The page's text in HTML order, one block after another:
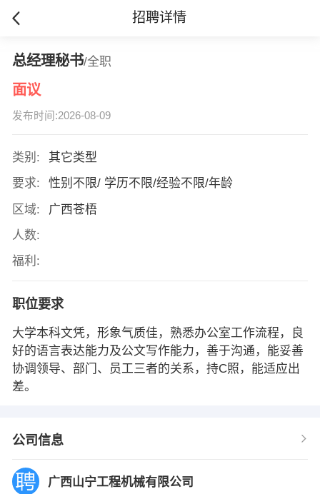
招聘详情
总经理秘书/全职
面议
发布时间:2026-08-09
类别:
其它类型
要求:
性别不限/ 学历不限/经验不限/年龄
区域:
广西苍梧
人数:
福利:
职位要求
大学本科文凭，形象气质佳，熟悉办公室工作流程，良
好的语言表达能力及公文写作能力，善于沟通，能妥善
协调领导、部门、员工三者的关系，持C照，能适应出
差。
公司信息
广西山宁工程机械有限公司